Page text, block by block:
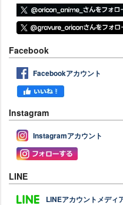
Facebook
Facebookアカウント
Instagram
Instagramアカウント
LINE
LINEアカウントメディ